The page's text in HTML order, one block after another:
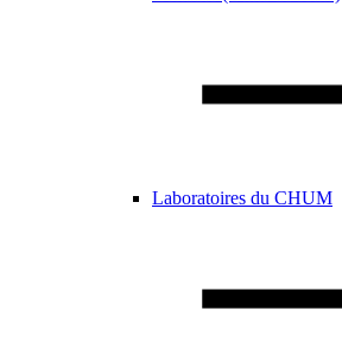
Laboratoires du CHUM